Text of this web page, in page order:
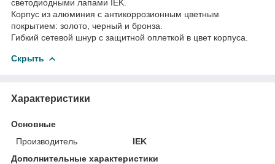
светодиодными лапами IEK.
Корпус из алюминия с антикоррозионным цветным
покрытием: золото, черный и бронза.
Гибкий сетевой шнур с защитной оплеткой в цвет корпуса.
Скрыть
Характеристики
Основные
Производитель
IEK
Дополнительные характеристики